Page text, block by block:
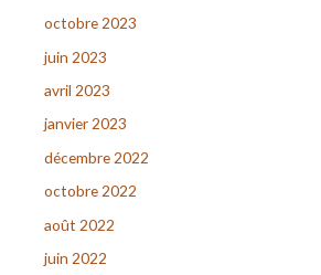
octobre 2023
juin 2023
avril 2023
janvier 2023
décembre 2022
octobre 2022
août 2022
juin 2022